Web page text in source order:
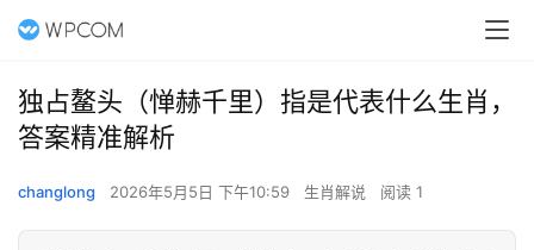
独占鳌头（惮赫千里）指是代表什么生肖，
答案精准解析
changlong 2026年5月5日 下午10:59 生肖解说 阅读 1